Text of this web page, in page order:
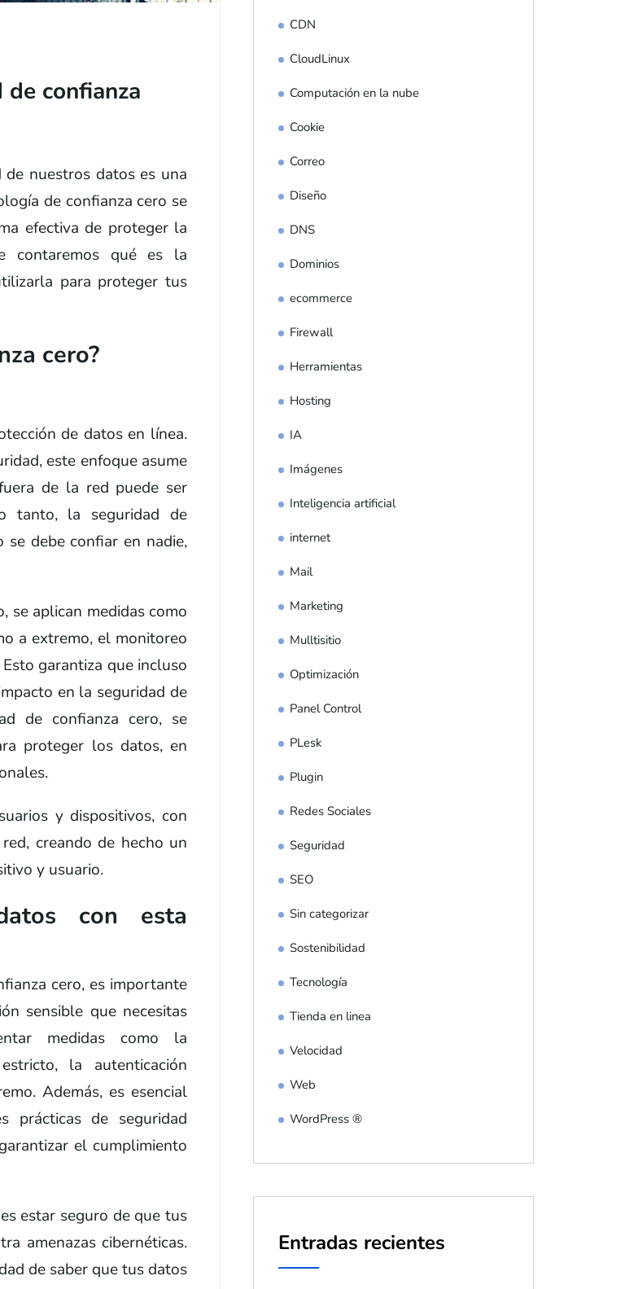
confianza
nuestros datos es una
de confianza cero se
efectiva de proteger la
contaremos qué es la
para proteger tus
cero?
de datos en línea.
este enfoque asume
de la red puede ser
tanto, la seguridad de
se debe confiar en nadie,
se aplican medidas como
a extremo, el monitoreo
garantiza que incluso
en la seguridad de
de confianza cero, se
proteger los datos, en
y dispositivos, con
creando de hecho un
y usuario.
con esta
cero, es importante
sensible que necesitas
medidas como la
la autenticación
Además, es esencial
prácticas de seguridad
el cumplimiento
estar seguro de que tus
amenazas cibernéticas.
de saber que tus datos
CDN
CloudLinux
Computación en la nube
Cookie
Correo
Diseño
DNS
Dominios
ecommerce
Firewall
Herramientas
Hosting
IA
Imágenes
Inteligencia artificial
internet
Mail
Marketing
Mulltisitio
Optimización
Panel Control
PLesk
Plugin
Redes Sociales
Seguridad
SEO
Sin categorizar
Sostenibilidad
Tecnología
Tienda en linea
Velocidad
Web
WordPress ®
Entradas recientes